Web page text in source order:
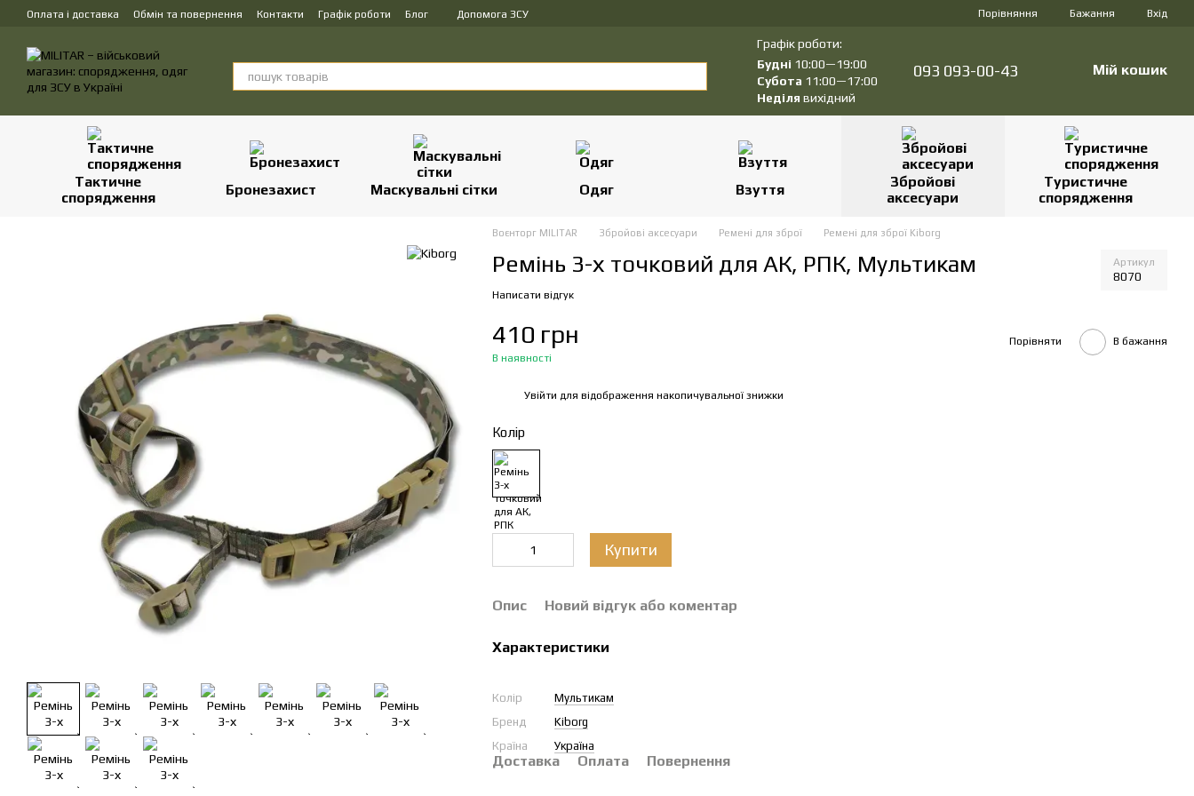
Перейти до основного контенту
Оплата і доставка Обмін та повернення Контакти Графік роботи Блог Допомога ЗСУ Порівняння Бажання Вхід
Графік роботи:
Будні 10:00—19:00
Субота 11:00—17:00
Неділя вихідний
093 093-00-43 Мій кошик
Тактичне
спорядження
Бронезахист Маскувальні сітки Одяг Взуття
Збройові
аксесуари
Туристичне
спорядження
Воєнторг MILITAR Збройові аксесуари Ремені для зброї Ремені для зброї Kiborg
Ремінь 3-х точковий для АК, РПК, Мультикам Артикул
8070
Написати відгук
410 грн
В наявності
Порівняти В бажання
Увійти для відображення накопичувальної знижки
Колір
Купити
Опис Новий відгук або коментар
Характеристики
Колір
Мультикам
Бренд
Kiborg
Країна
Україна
Доставка Оплата Повернення